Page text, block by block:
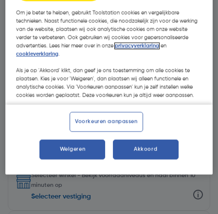
€ 53,99| Excl. btw € 44,62
Selecteer winkel - Bekijk voorraadniveaus en haal binnen 10
minuten op
Selecteer vestiging
Om je beter te helpen, gebruikt Toolstation cookies en vergelijkbare
technieken. Naast functionele cookies, die noodzakelijk zijn voor de werking
van de website, plaatsen wij ook analytische cookies om onze website
verder te verbeteren. Ook gebruiken wij cookies voor gepersonaliseerde
advertenties. Lees hier meer over in onzeprivacyverklaring en
cookieverklaring.
Als je op 'Akkoord' klikt, dan geef je ons toestemming om alle cookies te
plaatsen. Kies je voor 'Weigeren', dan plaatsen wij alleen functionele en
analytische cookies. Via 'Voorkeuren aanpassen' kun je zelf instellen welke
cookies worden geplaatst. Deze voorkeuren kun je altijd weer aanpassen.
Voorkeuren aanpassen
Weigeren Akkoord